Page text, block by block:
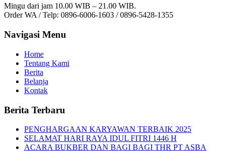
Mingu dari jam 10.00 WIB – 21.00 WIB.
Order WA / Telp: 0896-6006-1603 / 0896-5428-1355
Navigasi Menu
Home
Tentang Kami
Berita
Belanja
Kontak
Berita Terbaru
PENGHARGAAN KARYAWAN TERBAIK 2025
SELAMAT HARI RAYA IDUL FITRI 1446 H
ACARA BUKBER DAN BAGI BAGI THR PT ASBA